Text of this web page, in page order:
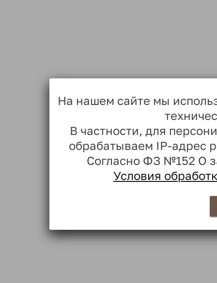
На нашем сайте мы
В частности, для
обрабатываем IP-адрес
Согласно ФЗ №152 О
Условия